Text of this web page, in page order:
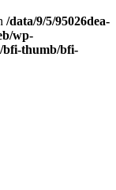
/data/9/5/95026dea-
wp-
bfi-thumb/bfi-